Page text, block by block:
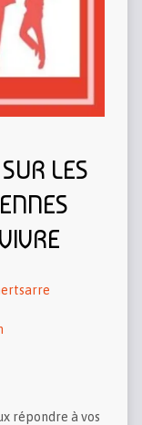
LES
répondre à vos